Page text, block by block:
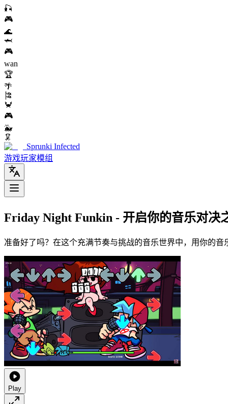
🎣
🎮
🌊
🦈
🎮
wan
🏆
🌴
🎏
🦀
🎮
🐳
🦑
Sprunki Infected
游戏玩家模组
Friday Night Funkin - 开启你的音乐对决
准备好了吗？在这个充满节奏与挑战的音乐世界中，用你的
Play